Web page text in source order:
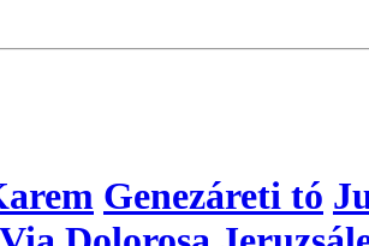
Genezáreti tó